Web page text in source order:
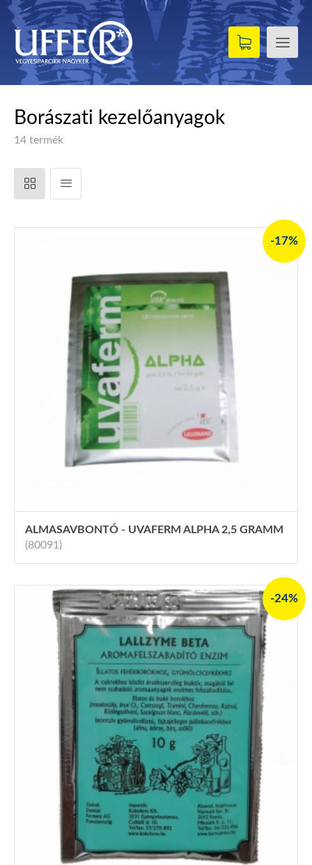
Borászati kezelőanyagok
14 termék
-17%
ALMASAVBONTÓ - UVAFERM ALPHA 2,5 GRAMM
(80091)
-24%